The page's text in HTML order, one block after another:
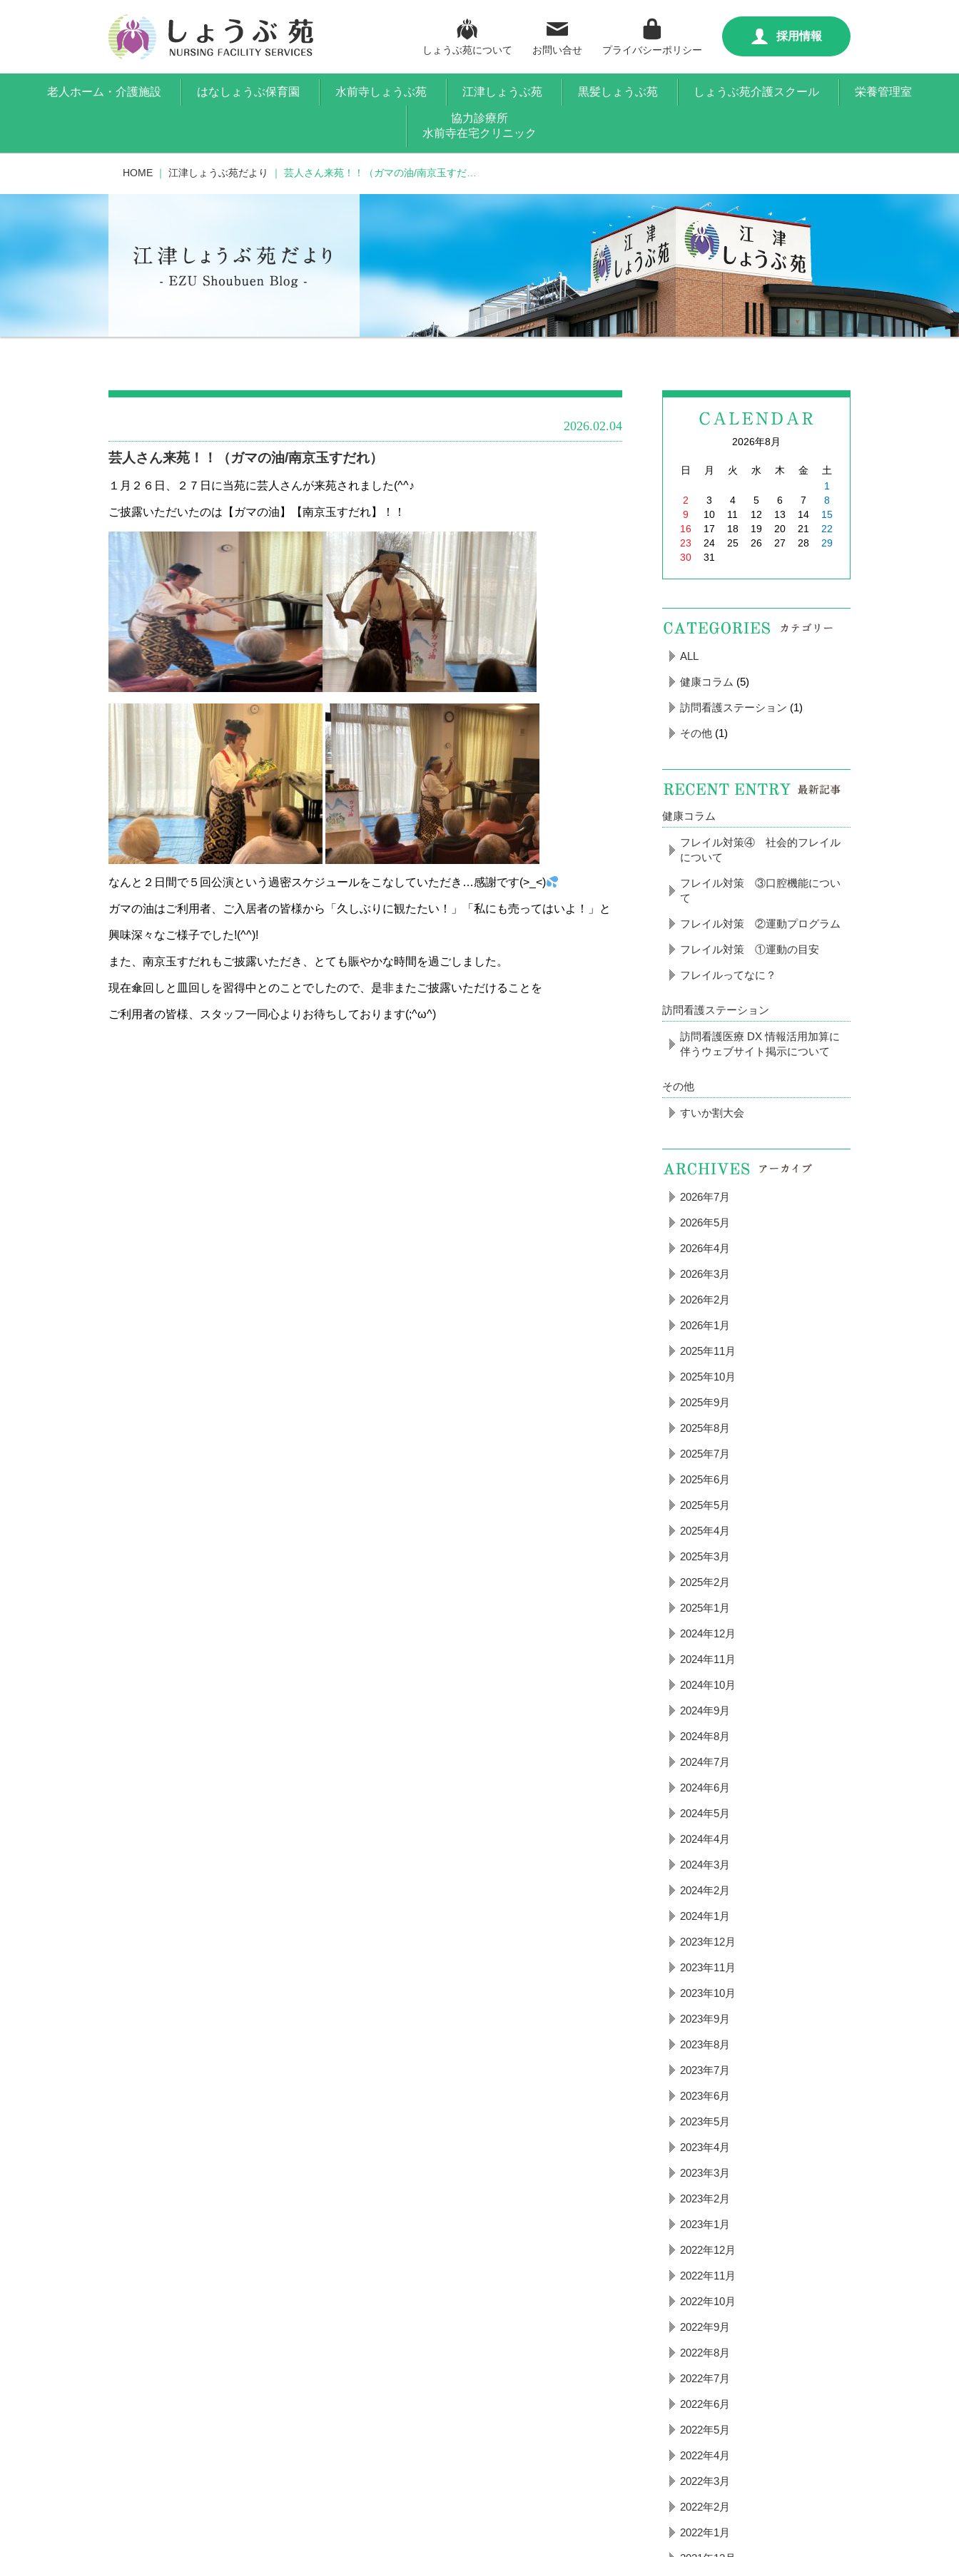
採用情報
プライバシーポリシー
お問い合せ
しょうぶ苑について
老人ホーム・介護施設 はなしょうぶ保育園 水前寺しょうぶ苑 江津しょうぶ苑 黒髪しょうぶ苑 しょうぶ苑介護スクール 栄養管理室
協力診療所
水前寺在宅クリニック
HOME ｜ 江津しょうぶ苑だより ｜ 芸人さん来苑！！（ガマの油/南京玉すだ…
2026.02.04
芸人さん来苑！！（ガマの油/南京玉すだれ）
１月２６日、２７日に当苑に芸人さんが来苑されました(^^♪
ご披露いただいたのは【ガマの油】【南京玉すだれ】！！
なんと２日間で５回公演という過密スケジュールをこなしていただき…感謝です(>_<)
ガマの油はご利用者、ご入居者の皆様から「久しぶりに観たたい！」「私にも売ってはいよ！」と
興味深々なご様子でした!(^^)!
また、南京玉すだれもご披露いただき、とても賑やかな時間を過ごしました。
現在傘回しと皿回しを習得中とのことでしたので、是非またご披露いただけることを
ご利用者の皆様、スタッフ一同心よりお待ちしております(;^ω^)
2026年8月
日 月 火 水 木 金
土
1
2
3 4 5 6 7
8
9
10 11 12 13 14
15
16
17 18 19 20 21
22
23
24 25 26 27 28
29
30
31
ALL
健康コラム (5)
訪問看護ステーション (1)
その他 (1)
健康コラム
フレイル対策④ 社会的フレイル
について
フレイル対策 ③口腔機能につい
て
フレイル対策 ②運動プログラム
フレイル対策 ①運動の目安
フレイルってなに？
訪問看護ステーション
訪問看護医療 DX 情報活用加算に
伴うウェブサイト掲示について
その他
すいか割大会
2026年7月
2026年5月
2026年4月
2026年3月
2026年2月
2026年1月
2025年11月
2025年10月
2025年9月
2025年8月
2025年7月
2025年6月
2025年5月
2025年4月
2025年3月
2025年2月
2025年1月
2024年12月
2024年11月
2024年10月
2024年9月
2024年8月
2024年7月
2024年6月
2024年5月
2024年4月
2024年3月
2024年2月
2024年1月
2023年12月
2023年11月
2023年10月
2023年9月
2023年8月
2023年7月
2023年6月
2023年5月
2023年4月
2023年3月
2023年2月
2023年1月
2022年12月
2022年11月
2022年10月
2022年9月
2022年8月
2022年7月
2022年6月
2022年5月
2022年4月
2022年3月
2022年2月
2022年1月